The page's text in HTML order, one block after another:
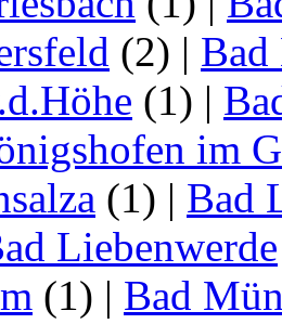
(2) | Bad
(1) |
im
(1) | Bad
Liebenwerde
(1) | Bad